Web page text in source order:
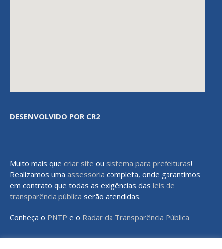
DESENVOLVIDO POR CR2
Muito mais que criar site ou sistema para prefeituras!
Realizamos uma assessoria completa, onde garantimos
em contrato que todas as exigências das leis de
transparência pública serão atendidas.
Conheça o PNTP e o Radar da Transparência Pública